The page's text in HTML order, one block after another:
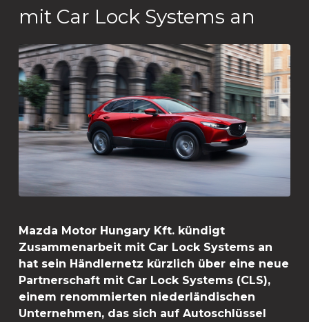
mit Car Lock Systems an
Mazda Motor Hungary Kft. kündigt
Zusammenarbeit mit Car Lock Systems an
hat sein Händlernetz kürzlich über eine neue
Partnerschaft mit Car Lock Systems (CLS),
einem renommierten niederländischen
Unternehmen, das sich auf Autoschlüssel